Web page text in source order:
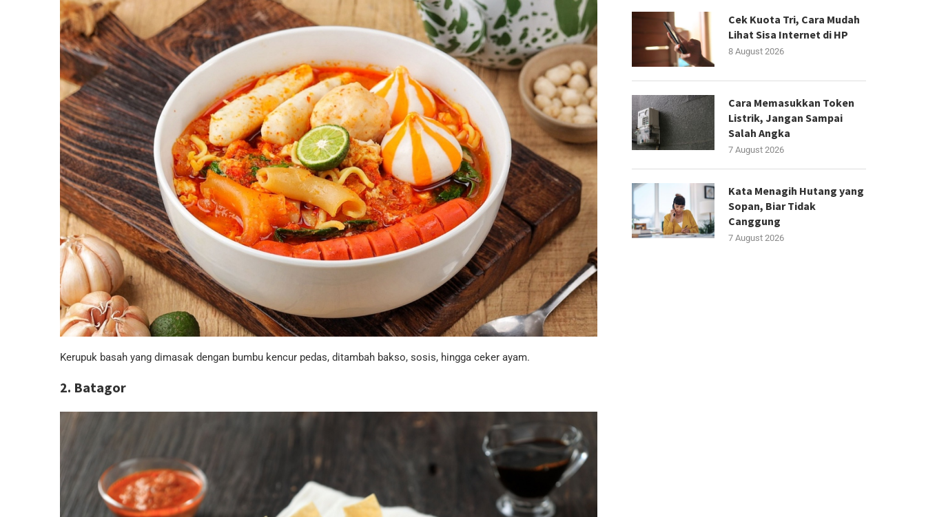
Kerupuk basah yang dimasak dengan bumbu kencur pedas, ditambah bakso, sosis, hingga ceker ayam.
2. Batagor
Cek Kuota Tri, Cara Mudah
Lihat Sisa Internet di HP
8 August 2026
Cara Memasukkan Token
Listrik, Jangan Sampai
Salah Angka
7 August 2026
Kata Menagih Hutang yang
Sopan, Biar Tidak
Canggung
7 August 2026